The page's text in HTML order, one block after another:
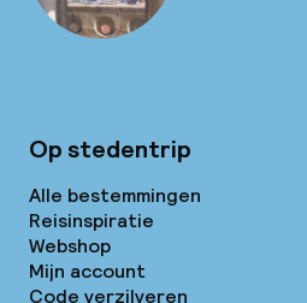
Op stedentrip
Alle bestemmingen
Reisinspiratie
Webshop
Mijn account
Code verzilveren